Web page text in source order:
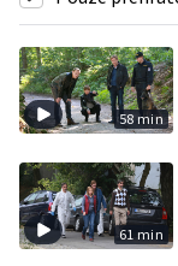
58 min
61 min